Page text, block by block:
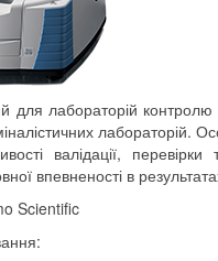
для лабораторій контролю
лабораторій.
валідації,
впевненості в
Scientific